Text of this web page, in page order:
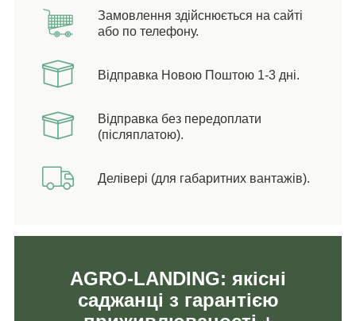
Замовлення здійснюється на сайті
або по телефону.
Відправка Новою Поштою 1-3 дні.
Відправка без передоплати
(післяплатою).
Делівері (для габаритних вантажів).
AGRO-LANDING: якісні
саджанці з гарантією